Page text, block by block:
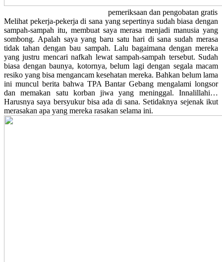
pemeriksaan dan pengobatan gratis
Melihat pekerja-pekerja di sana yang sepertinya sudah biasa dengan
sampah-sampah itu, membuat saya merasa menjadi manusia yang
sombong. Apalah saya yang baru satu hari di sana sudah merasa
tidak tahan dengan bau sampah. Lalu bagaimana dengan mereka
yang justru mencari nafkah lewat sampah-sampah tersebut. Sudah
biasa dengan baunya, kotornya, belum lagi dengan segala macam
resiko yang bisa mengancam kesehatan mereka. Bahkan belum lama
ini muncul berita bahwa TPA Bantar Gebang mengalami longsor
dan memakan satu korban jiwa yang meninggal. Innalillahi…
Harusnya saya bersyukur bisa ada di sana. Setidaknya sejenak ikut
merasakan apa yang mereka rasakan selama ini.